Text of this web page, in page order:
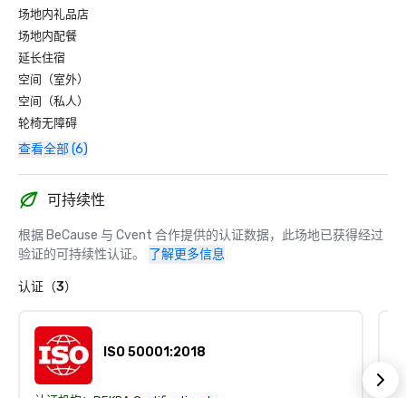
场地内礼品店
场地内配餐
延长住宿
空间（室外）
空间（私人）
轮椅无障碍
查看全部 (6)
可持续性
根据 BeCause 与 Cvent 合作提供的认证数据，此场地已获得经过
验证的可持续性认证。
了解更多信息
认证（3）
ISO 50001:2018